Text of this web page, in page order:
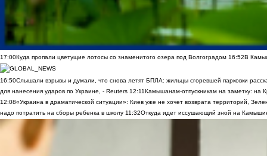
17:00Куда пропали цветущие лотосы со знаменитого озера под Волгоградом 16:52В
16:50Слышали взрывы и думали, что снова летят БПЛА: жильцы сгоревшей парковки
для нанесения ударов по Украине, - Reuters 12:11Камышанам-отпускникам на заметку: на
12:08«Украина в драматической ситуации»: Киев уже не хочет возврата территорий,
надо потратить на сборы ребенка в школу 11:32Откуда идет иссушающий зной на